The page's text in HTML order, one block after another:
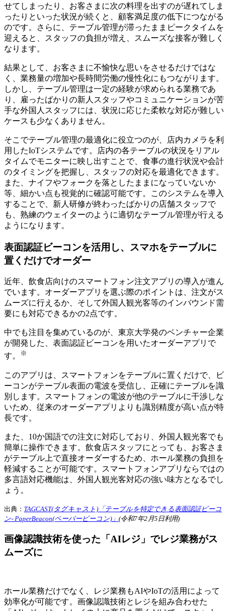
せてしまったり、お客さまに次の料理を出すのが遅れてしま
ったりといった状況が続くと、顧客満足度の低下につながる
のです。さらに、テーブル管理が滞ったままピークタイムを
迎えると、スタッフの負担が増え、スムーズな接客が難しく
なります。
結果として、お客さまに不愉快な思いをさせるだけではな
く、業務量の増加や長時間労働の慢性化にもつながります。
しかし、テーブル管理は一定の経験が求められる業務であ
り、雇ったばかりの新人スタッフやコミュニケーションが苦
手な外国人スタッフには、状況に応じた柔軟な対応が難しい
ケースも少なくありません。
そこでテーブル管理の最適化に役立つのが、店内カメラを利
用したIoTシステムです。店内の各テーブルの状況をリアル
タイムでモニターに映し出すことで、食事の進行状況や会計
のタイミングを把握し、スタッフの対応を最適化できます。
また、ナイフやフォークを落としたままになっていないか
等、細かい点も視覚的に確認可能です。このシステムを導入
することで、新人研修が終わったばかりの店舗スタッフで
も、熟練のウェイターのように適切なテーブル管理が行える
ようになります。
表面認証ビーコンを活用し、スマホをテーブルに
置くだけでオーダー
近年、飲食店向けのスマートフォン注文アプリの導入が進ん
でいます。オーダーアプリを選ぶ際のポイントは、注文がス
ムーズに行えるか、そして外国人観光客等のインバウンド需
要にも対応できるかの2点です。
中でも注目を集めているのが、東京大学発のベンチャー企業
が開発した、表面認証ビーコンを用いたオーダーアプリで
す。
※
このアプリは、スマートフォンをテーブルに置くだけで、ビ
ーコンがテーブル表面の電波を受信し、正確にテーブルを識
別します。スマートフォンの電波が他のテーブルに干渉しな
いため、従来のオーダーアプリよりも識別精度が高い点が特
長です。
また、10か国語での注文に対応しており、外国人観光客でも
簡単に操作できます。飲食店スタッフにとっても、お客さま
がテーブル上で直接オーダーするため、ホール業務の負担を
軽減することが可能です。スマートフォンアプリならではの
多言語対応機能は、外国人観光客対応の強い味方となるでし
ょう。
出典： TAGCAST(タグキャスト)「テーブルを特定できる表面認証ビーコ
ン- PaperBeacon(ペーパービーコン)」 (令和7年2月5日利用)
画像認識技術を使った「AIレジ」でレジ業務がス
ムーズに
ホール業務だけでなく、レジ業務もAIやIoTの活用によって
効率化が可能です。画像認識技術とレジを組み合わせた